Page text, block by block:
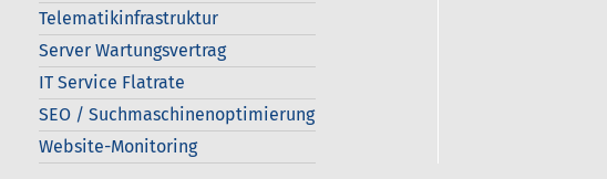
Telematikinfrastruktur
Server Wartungsvertrag
IT Service Flatrate
SEO / Suchmaschinenoptimierung
Website-Monitoring